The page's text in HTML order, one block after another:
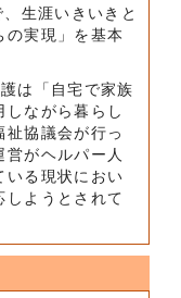
生涯いきいきと
実現」を基本
は「自宅で家族
ながら暮らし
協議会が行っ
がヘルパー人
いる現状におい
ようとされて